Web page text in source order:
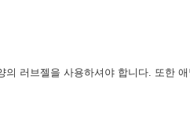
러브젤을 사용하셔야 합니다. 또한